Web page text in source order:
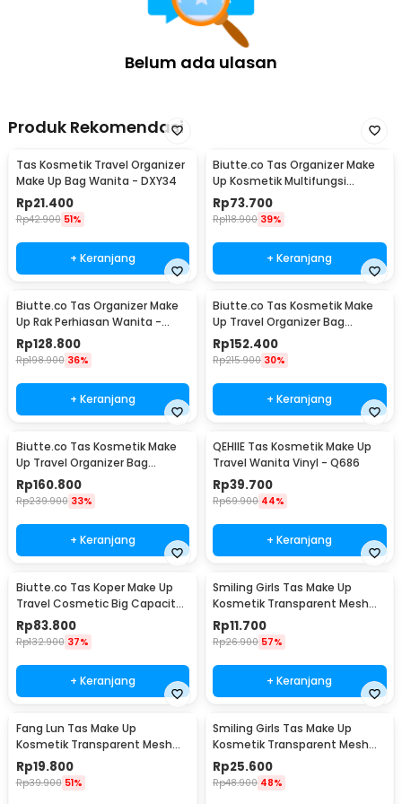
Belum ada ulasan
Produk Rekomendasi
Tas Kosmetik Travel Organizer
Make Up Bag Wanita - DXY34
Rp21.400
Rp42.900 51%
+ Keranjang
Biutte.co Tas Organizer Make
Up Kosmetik Multifungsi
25.5x23x9.5cm - F118
Rp73.700
Rp118.900 39%
+ Keranjang
Biutte.co Tas Organizer Make
Up Rak Perhiasan Wanita -
F250
Rp128.800
Rp198.900 36%
+ Keranjang
Biutte.co Tas Kosmetik Make
Up Travel Organizer Bag
Wanita 36x26x13cm - F150
Rp152.400
Rp215.900 30%
+ Keranjang
Biutte.co Tas Kosmetik Make
Up Travel Organizer Bag
Wanita 40x29x14cm - F150
Rp160.800
Rp239.900 33%
+ Keranjang
QEHIIE Tas Kosmetik Make Up
Travel Wanita Vinyl - Q686
Rp39.700
Rp69.900 44%
+ Keranjang
Biutte.co Tas Koper Make Up
Travel Cosmetic Big Capacity
Waterproof - F119
Rp83.800
Rp132.900 37%
+ Keranjang
Smiling Girls Tas Make Up
Kosmetik Transparent Mesh
Flat Mouth Bag - SMG1
Rp11.700
Rp26.900 57%
+ Keranjang
Fang Lun Tas Make Up
Kosmetik Transparent Mesh
Octagon Bag - SMG2
Rp19.800
Rp39.900 51%
Smiling Girls Tas Make Up
Kosmetik Transparent Mesh
Storage Bag - SMG3
Rp25.600
Rp48.900 48%